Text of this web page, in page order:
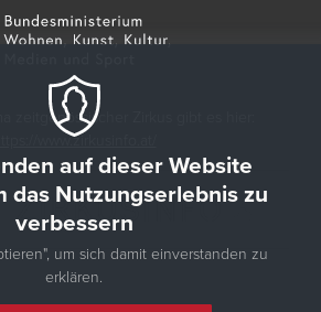
zeitgenössischer Zirkus gibt es hier:
https://www.zirkusinfo.at/
auf dieser Website
das Nutzungserlebnis zu
verbessern
um sich damit einverstanden zu
erklären.